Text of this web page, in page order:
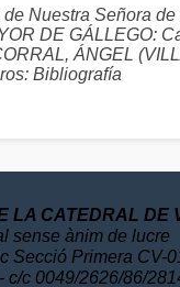
Nuestra Señora
DE GÁLLEGO:
ÁNGEL
Bibliografía
LA CATEDRAL DE
sense ànim de lucre
Secció Primera CV-
c/c 0049/2626/86/